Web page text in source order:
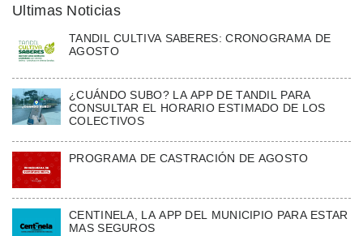
Ultimas Noticias
TANDIL CULTIVA SABERES: CRONOGRAMA DE
AGOSTO
¿CUÁNDO SUBO? LA APP DE TANDIL PARA
CONSULTAR EL HORARIO ESTIMADO DE LOS
COLECTIVOS
PROGRAMA DE CASTRACIÓN DE AGOSTO
CENTINELA, LA APP DEL MUNICIPIO PARA ESTAR
MAS SEGUROS